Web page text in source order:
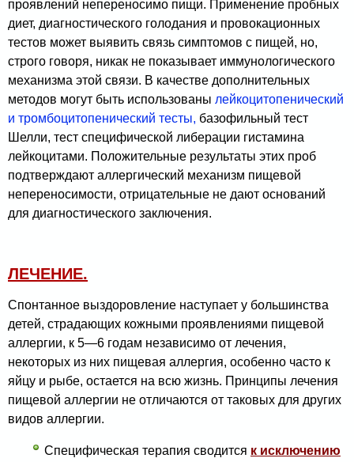
проявлений непереносимо пищи. Применение пробных
диет, диагности­ческого голодания и провокационных
тестов может выявить связь симптомов с пищей, но,
строго говоря, никак не показывает иммунологического
механизма этой связи. В качестве дополнительных
методов могут быть использованы лейкоцитопенический
и тромбоцитопенический тесты, базофильный тест
Шелли, тест специ­фической либерации гистамина
лейкоцитами. Положи­тельные результаты этих проб
подтверждают аллерги­ческий механизм пищевой
непереносимости, отрицатель­ные не дают оснований
для диагностического заключения.
ЛЕЧЕНИЕ.
Спонтанное выздоровление наступает у большинства
детей, страдающих кожными проявлениями пищевой
аллергии, к 5—6 годам независимо от лечения,
некоторых из них пищевая аллергия, особенно часто к
яйцу и рыбе, остается на всю жизнь. Принципы ле­чения
пищевой аллергии не отличаются от таковых для других
видов аллергии.
Специфическая терапия сводится к исключению